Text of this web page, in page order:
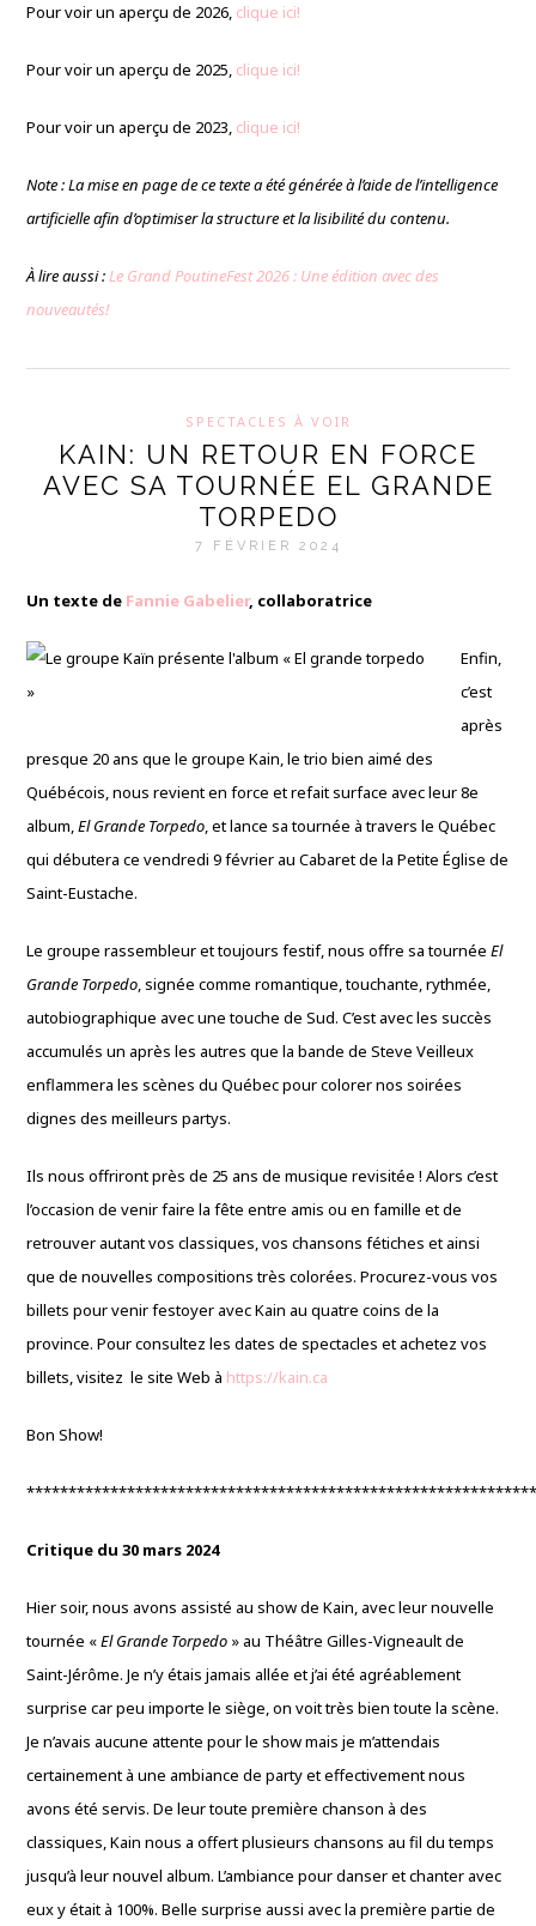
Pour voir un aperçu de 2026, clique ici!
Pour voir un aperçu de 2025, clique ici!
Pour voir un aperçu de 2023, clique ici!
Note : La mise en page de ce texte a été générée à l’aide de l’intelligence
artificielle afin d’optimiser la structure et la lisibilité du contenu.
À lire aussi :Le Grand PoutineFest 2026 : Une édition avec des
nouveautés!
SPECTACLES À VOIR
KAIN: UN RETOUR EN FORCE
AVEC SA TOURNÉE EL GRANDE
TORPEDO
7 FÉVRIER 2024
Un texte de Fannie Gabelier, collaboratrice
Enfin,
c’est
après
presque 20 ans que le groupe Kain, le trio bien aimé des
Québécois, nous revient en force et refait surface avec leur 8e
album,El Grande Torpedo, et lance sa tournée à travers le Québec
qui débutera ce vendredi 9 février au Cabaret de la Petite Église de
Saint-Eustache.
Le groupe rassembleur et toujours festif, nous offre sa tournéeEl
Grande Torpedo, signée comme romantique, touchante, rythmée,
autobiographique avec une touche de Sud. C’est avec les succès
accumulés un après les autres que la bande de Steve Veilleux
enflammera les scènes du Québec pour colorer nos soirées
dignes des meilleurs partys.
Ils nous offriront près de 25 ans de musique revisitée ! Alors c’est
l’occasion de venir faire la fête entre amis ou en famille et de
retrouver autant vos classiques, vos chansons fétiches et ainsi
que de nouvelles compositions très colorées. Procurez-vous vos
billets pour venir festoyer avec Kain au quatre coins de la
province. Pour consultez les dates de spectacles et achetez vos
billets, visitez le site Web à https://kain.ca
Bon Show!
Critique du 30 mars 2024
Hier soir, nous avons assisté au show de Kain, avec leur nouvelle
tournée «El Grande Torpedo » au Théâtre Gilles-Vigneault de
Saint-Jérôme. Je n’y étais jamais allée et j’ai été agréablement
surprise car peu importe le siège, on voit très bien toute la scène.
Je n’avais aucune attente pour le show mais je m’attendais
certainement à une ambiance de party et effectivement nous
avons été servis. De leur toute première chanson à des
classiques, Kain nous a offert plusieurs chansons au fil du temps
jusqu’à leur nouvel album. L’ambiance pour danser et chanter avec
eux y était à 100%. Belle surprise aussi avec la première partie de